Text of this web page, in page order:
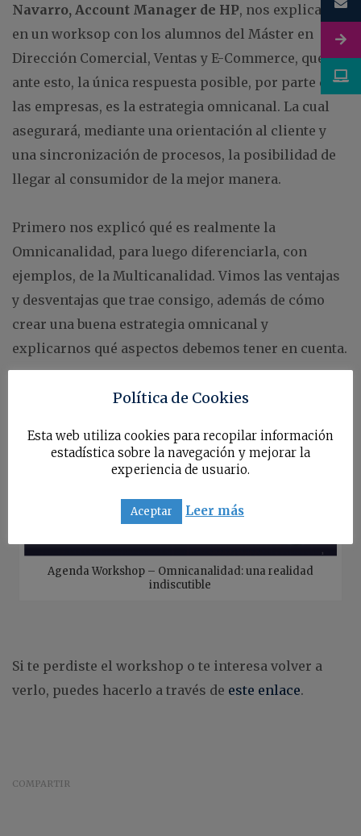
Navarro, Account Manager de HP, nos explicaba
en un worksop con los alumnos del Máster en
Dirección Comercial, Ventas y E-Commerce, que
ante esto, la única respuesta posible, por parte de
las empresas, es la estrategia omnicanal. La cual
asegurará, mediante una orientación al cliente y
una sincronización de procesos, la posibilidad de
llegar al consumidor de la mejor manera.
Primero nos explicó qué es realmente la
Omnicanalidad, para luego diferenciarla, con
ejemplos, de la Multicanalidad. Vimos las ventajas
y desventajas que trae consigo, además de cómo
crear una buena estrategia omnicanal y
explicarnos qué aspectos debemos tener en cuenta.
Agenda Workshop – Omnicanalidad: una realidad
indiscutible
Si te perdiste el workshop o te interesa volver a
verlo, puedes hacerlo a través de este enlace.
COMPARTIR
Política de Cookies
Esta web utiliza cookies para recopilar información
estadística sobre la navegación y mejorar la
experiencia de usuario.
Aceptar Leer más